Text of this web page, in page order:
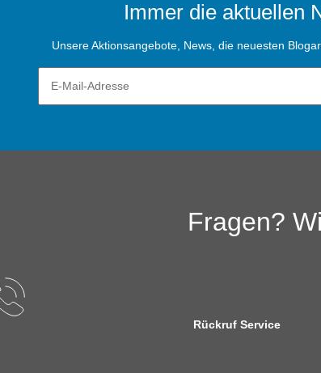
Immer die aktuellen
Unsere Aktionsangebote, News, die neuesten
Fragen?
Rückruf Service